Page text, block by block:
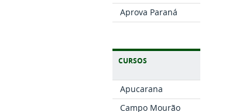
Aprova Paraná
CURSOS
Apucarana
Campo Mourão